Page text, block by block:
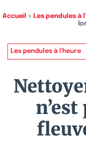
Accueil > Les pendules à
Les pendules à l'heure